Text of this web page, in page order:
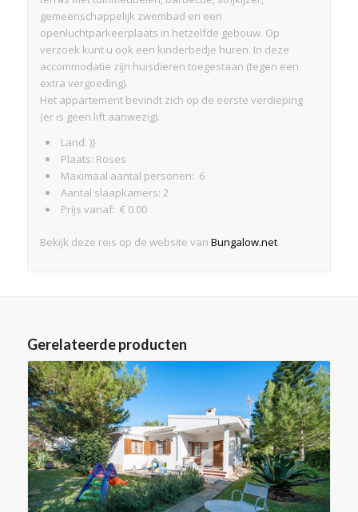
gemeenschappelijk zwembad en een
openluchtparkeerplaats in hetzelfde gebouw. Op
verzoek kunt u ook een kinderbedje huren. In deze
accommodatie zijn huisdieren toegestaan (tegen een
extra vergoeding).
Het appartement bevindt zich op de eerste verdieping
(er is geen lift aanwezig).
Land: )}
Plaats: Roses
Maximaal aantal personen: 6
Aantal slaapkamers: 2
Prijs vanaf: € 0.00
Bekijk deze reis op de website van Bungalow.net
Gerelateerde producten